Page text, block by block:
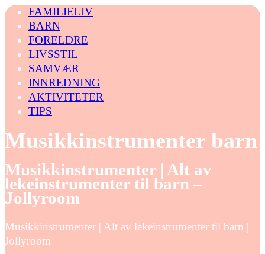
FAMILIELIV
BARN
FORELDRE
LIVSSTIL
SAMVÆR
INNREDNING
AKTIVITETER
TIPS
Musikkinstrumenter barn
Musikkinstrumenter | Alt av
lekeinstrumenter til barn –
Jollyroom
Musikkinstrumenter | Alt av lekeinstrumenter til barn |
Jollyroom